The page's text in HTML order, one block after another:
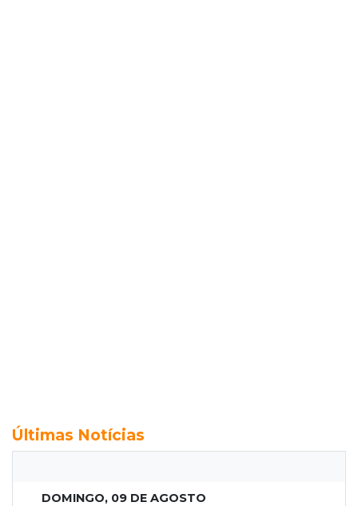
Últimas Notícias
DOMINGO, 09 DE AGOSTO